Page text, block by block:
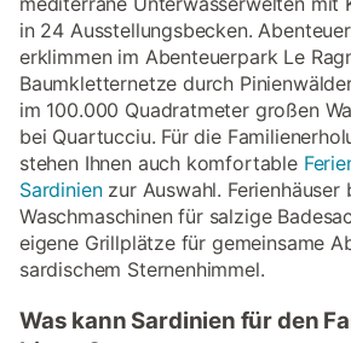
in 24 Ausstellungsbecken.
erklimmen im Abenteuerpark Le
Baumkletternetze durch
im 100.000 Quadratmeter großen
bei Quartucciu. Für die
stehen Ihnen auch komfortable
Sardinienzur Auswahl. Ferienhäuser
Waschmaschinen für salzige
eigene Grillplätze für gemeinsame
sardischem Sternenhimmel.
Was kann Sardinien für den